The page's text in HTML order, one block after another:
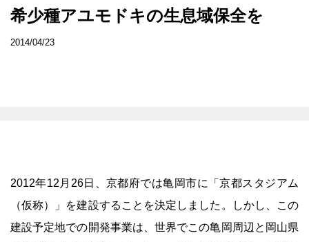
希少種アユモドキの生息域保全を
2014/04/23
2012年12月26日、京都府では亀岡市に「京都スタジアム
（仮称）」を建設することを決定しました。しかし、この
建設予定地での開発事業は、世界でこの亀岡周辺と岡山県